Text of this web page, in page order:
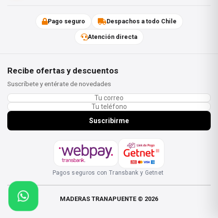
Mueblería
Revestimientos
Pago seguro Despachos a todo Chile
Atención directa
Recibe ofertas y descuentos
Suscríbete y entérate de novedades
Suscribirme
Pagos seguros con Transbank y Getnet
MADERAS TRANAPUENTE © 2026